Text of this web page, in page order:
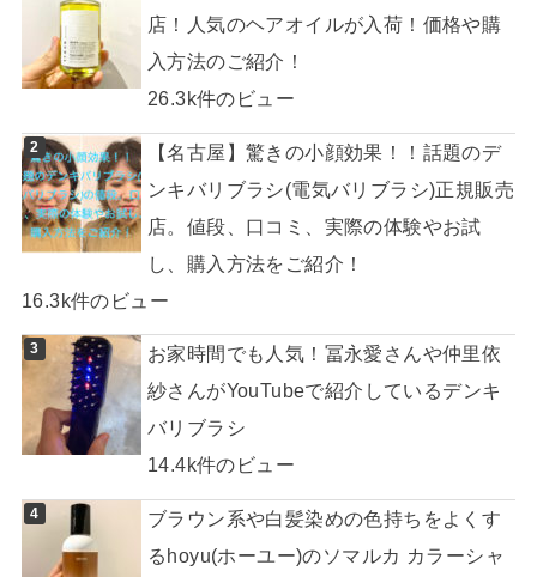
店！人気のヘアオイルが入荷！価格や購
入方法のご紹介！
26.3k件のビュー
【名古屋】驚きの小顔効果！！話題のデ
ンキバリブラシ(電気バリブラシ)正規販売
店。値段、口コミ、実際の体験やお試
し、購入方法をご紹介！
16.3k件のビュー
お家時間でも人気！冨永愛さんや仲里依
紗さんがYouTubeで紹介しているデンキ
バリブラシ
14.4k件のビュー
ブラウン系や白髪染めの色持ちをよくす
るhoyu(ホーユー)のソマルカ カラーシャ